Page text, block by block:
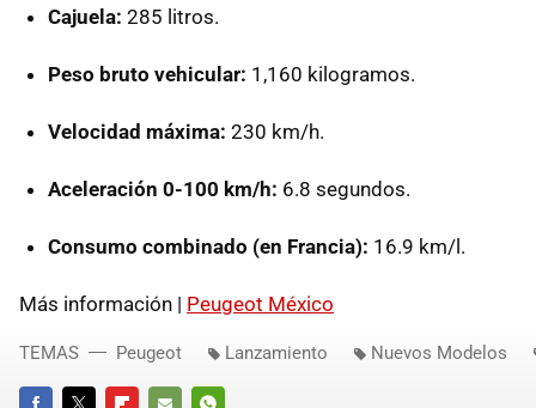
Cajuela: 285 litros.
Peso bruto vehicular: 1,160 kilogramos.
Velocidad máxima: 230 km/h.
Aceleración 0-100 km/h: 6.8 segundos.
Consumo combinado (en Francia): 16.9 km/l.
Más información | Peugeot México
TEMAS Peugeot Lanzamiento Nuevos Modelos